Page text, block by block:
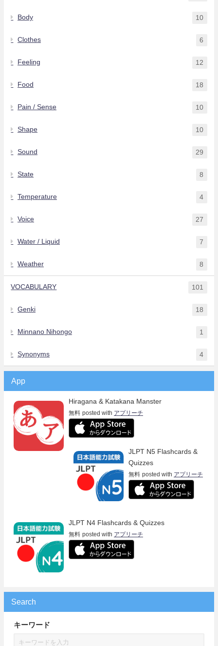
Body 10
Clothes 6
Feeling 12
Food 18
Pain / Sense 10
Shape 10
Sound 29
State 8
Temperature 4
Voice 27
Water / Liquid 7
Weather 8
VOCABULARY 101
Genki 18
Minnano Nihongo 1
Synonyms 4
App
Hiragana & Katakana Manster
無料 posted with アプリーチ
JLPT N5 Flashcards &
Quizzes
無料 posted with アプリーチ
JLPT N4 Flashcards & Quizzes
無料 posted with アプリーチ
Search
キーワード